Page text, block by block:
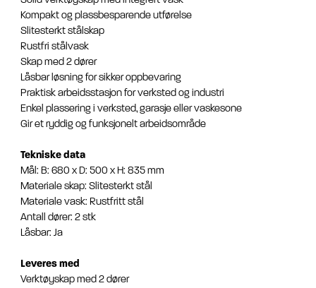
Kompakt og plassbesparende utførelse
Slitesterkt stålskap
Rustfri stålvask
Skap med 2 dører
Låsbar løsning for sikker oppbevaring
Praktisk arbeidsstasjon for verksted og industri
Enkel plassering i verksted, garasje eller vaskesone
Gir et ryddig og funksjonelt arbeidsområde
Tekniske data
Mål: B: 680 x D: 500 x H: 835 mm
Materiale skap: Slitesterkt stål
Materiale vask: Rustfritt stål
Antall dører: 2 stk
Låsbar: Ja
Leveres med
Verktøyskap med 2 dører